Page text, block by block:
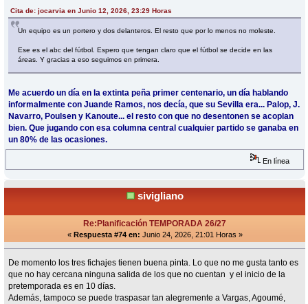
Cita de: jocarvia en Junio 12, 2026, 23:29 Horas
Un equipo es un portero y dos delanteros. El resto que por lo menos no moleste.
Ese es el abc del fútbol. Espero que tengan claro que el fútbol se decide en las
áreas. Y gracias a eso seguimos en primera.
Me acuerdo un día en la extinta peña primer centenario, un día hablando
informalmente con Juande Ramos, nos decía, que su Sevilla era... Palop, J.
Navarro, Poulsen y Kanoute... el resto con que no desentonen se acoplan
bien. Que jugando con esa columna central cualquier partido se ganaba en
un 80% de las ocasiones.
En línea
sivigliano
Re:Planificación TEMPORADA 26/27
« Respuesta #74 en: Junio 24, 2026, 21:01 Horas »
De momento los tres fichajes tienen buena pinta. Lo que no me gusta tanto es
que no hay cercana ninguna salida de los que no cuentan y el inicio de la
pretemporada es en 10 días.
Además, tampoco se puede traspasar tan alegremente a Vargas, Agoumé,